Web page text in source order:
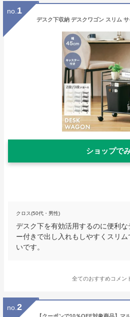
no. 1
ショップで
クロス(50代・男性)
デスク下を有効活用するのに便利
ー付きで出し入れもしやすくスリ
いです。
全てのおすすめコメン
no. 2